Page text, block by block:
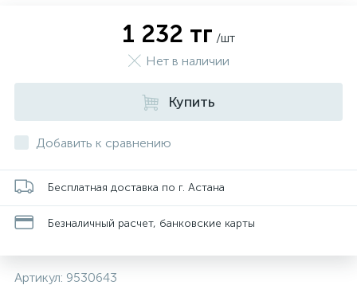
1 232 тг /шт
Нет в наличии
Купить
Добавить к сравнению
Бесплатная доставка по г. Астана
Безналичный расчет, банковские карты
Артикул: 9530643